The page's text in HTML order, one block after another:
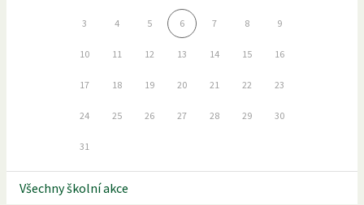
3 4 5 6 7 8 9
10 11 12 13 14 15 16
17 18 19 20 21 22 23
24 25 26 27 28 29 30
31
Všechny školní akce